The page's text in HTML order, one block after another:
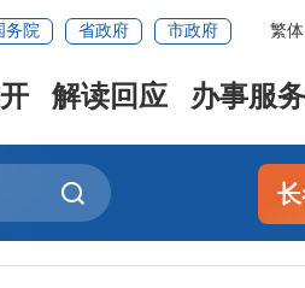
务院 省政府 市政府 繁体
解读回应 办事服务